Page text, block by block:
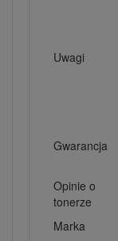
Uwagi
Gwarancja
Opinie o
tonerze
Marka